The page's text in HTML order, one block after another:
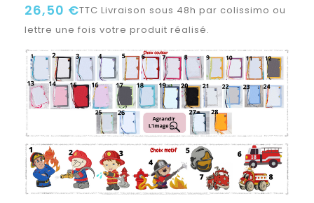
26,50 €TTC Livraison sous 48h par colissimo ou
lettre une fois votre produit réalisé.